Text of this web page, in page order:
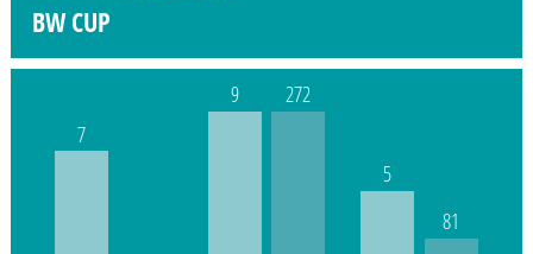
BW CUP
7
9 272
5
81